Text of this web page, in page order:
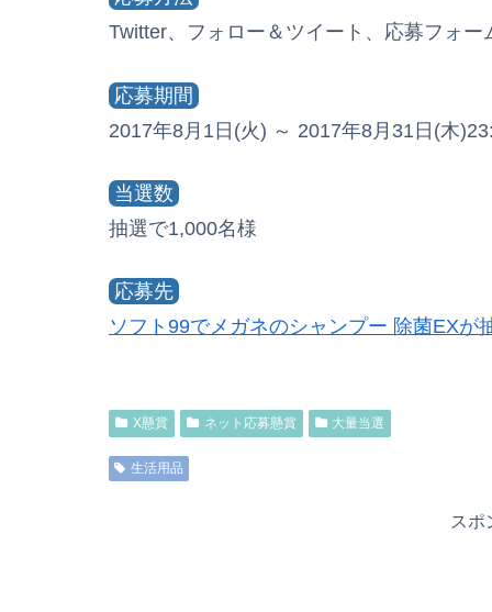
Twitter、フォロー＆ツイート、応募フォー
応募期間
2017年8月1日(火) ～ 2017年8月31日(木
当選数
抽選で1,000名様
応募先
ソフト99でメガネのシャンプー 除菌EXが
X懸賞 ネット応募懸賞 大量当選
生活用品
スポ